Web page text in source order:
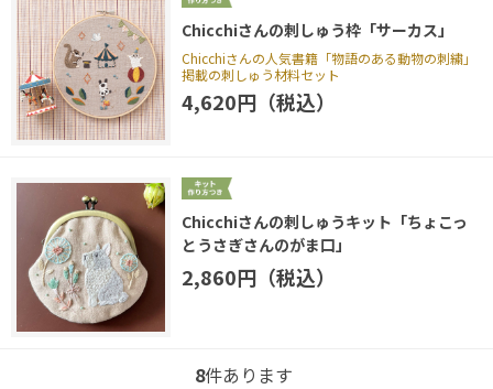
Chicchiさんの刺しゅう枠「サーカス」
Chicchiさんの人気書籍「物語のある動物の刺繍」
掲載の刺しゅう材料セット
4,620円（税込）
Chicchiさんの刺しゅうキット「ちょこっ
とうさぎさんのがま口」
2,860円（税込）
8件あります